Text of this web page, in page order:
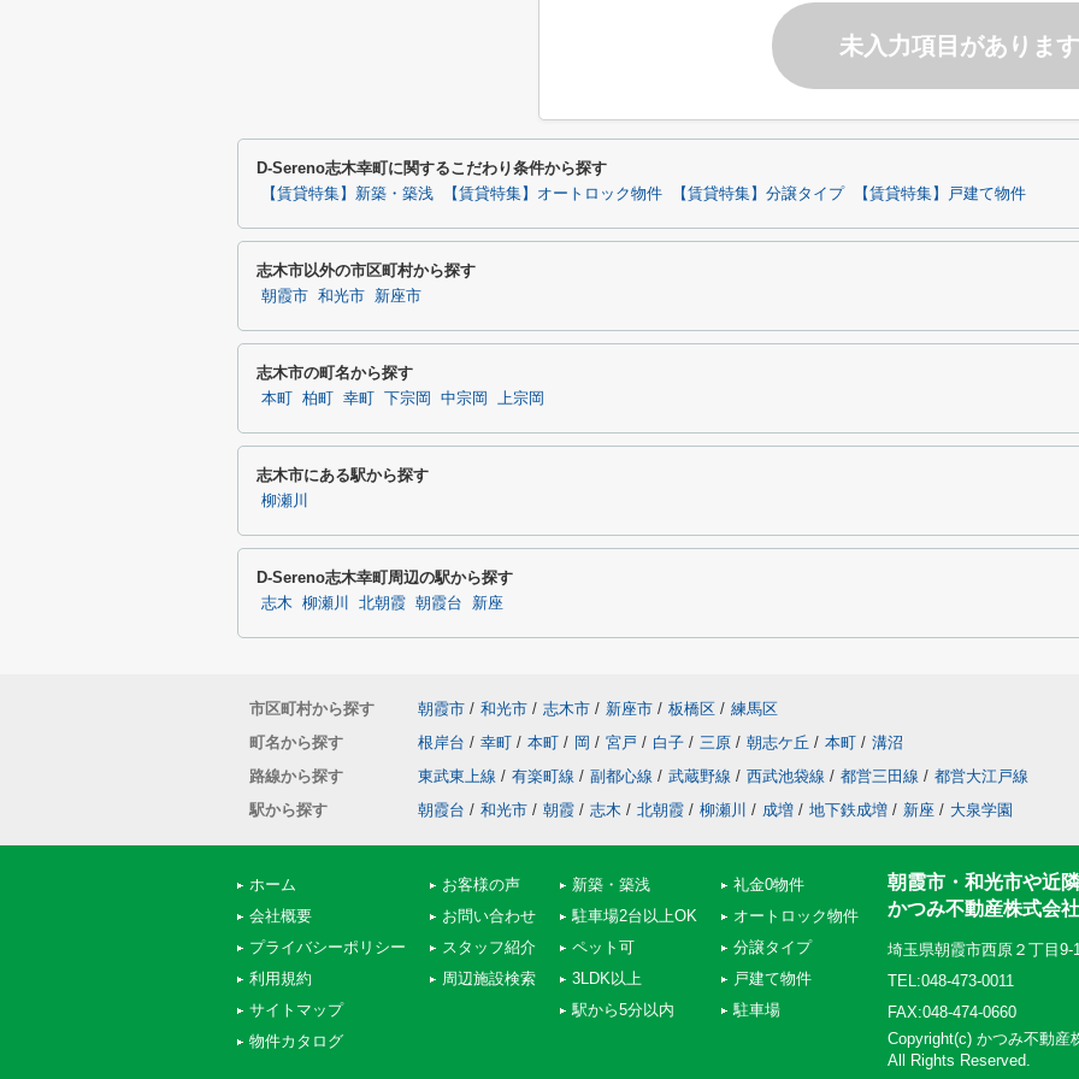
未入力項目があります
D-Sereno志木幸町に関するこだわり条件から探す
【賃貸特集】新築・築浅 【賃貸特集】オートロック物件 【賃貸特集】分譲タイプ 【賃貸特集】戸建て物件
志木市以外の市区町村から探す
朝霞市 和光市 新座市
志木市の町名から探す
本町 柏町 幸町 下宗岡 中宗岡 上宗岡
志木市にある駅から探す
柳瀬川
D-Sereno志木幸町周辺の駅から探す
志木 柳瀬川 北朝霞 朝霞台 新座
市区町村から探す 朝霞市 / 和光市 / 志木市 / 新座市 / 板橋区 / 練馬区
町名から探す
根岸台 / 幸町 / 本町 / 岡 / 宮戸 / 白子 / 三原 / 朝志ケ丘 / 本町 / 溝沼
路線から探す
東武東上線 / 有楽町線 / 副都心線 / 武蔵野線 / 西武池袋線 / 都営三田線 / 都営大江戸線
駅から探す
朝霞台 / 和光市 / 朝霞 / 志木 / 北朝霞 / 柳瀬川 / 成増 / 地下鉄成増 / 新座 / 大泉学園
ホーム
会社概要
プライバシーポリシー
利用規約
サイトマップ
物件カタログ
お客様の声
お問い合わせ
スタッフ紹介
周辺施設検索
新築・築浅
駐車場2台以上OK
ペット可
3LDK以上
駅から5分以内
礼金0物件
オートロック物件
分譲タイプ
戸建て物件
駐車場
朝霞市・和光市や近
かつみ不動産株式会社
埼玉県朝霞市西原２丁目
TEL:048-473-0011
FAX:048-474-0660
Copyright(c) かつみ不動産
All Rights Reserved.